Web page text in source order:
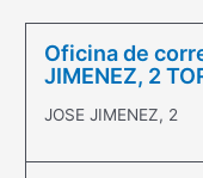
Oficina de
JIMENEZ, 2
JOSE JIMENEZ, 2